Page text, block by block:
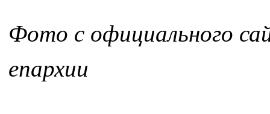
Фото с официального
епархии